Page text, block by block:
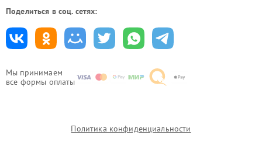
Мы принимаем
все формы оплаты
Поделиться в соц. сетях:
Политика конфиденциальности